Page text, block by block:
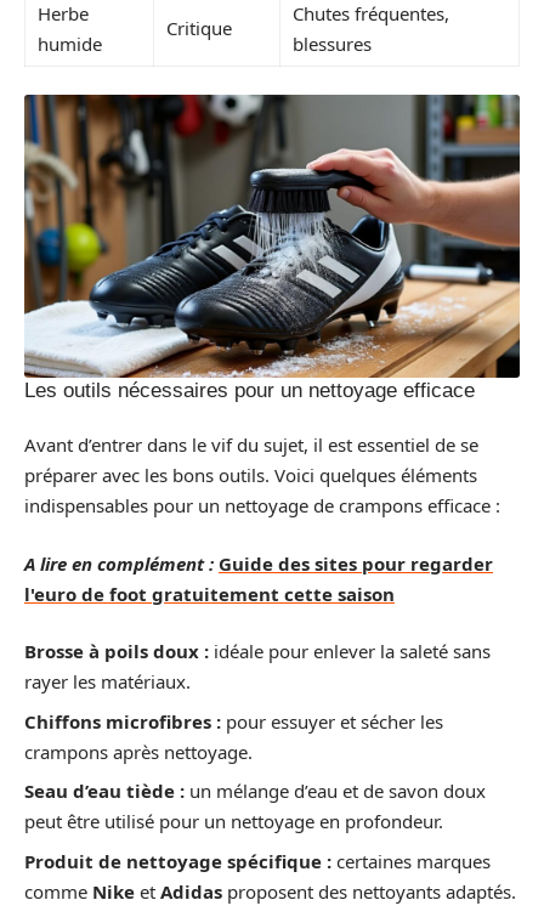
Herbe
humide
Critique
Chutes fréquentes,
blessures
Les outils nécessaires pour un nettoyage efficace
Avant d’entrer dans le vif du sujet, il est essentiel de se
préparer avec les bons outils. Voici quelques éléments
indispensables pour un nettoyage de crampons efficace :
A lire en complément : Guide des sites pour regarder
l'euro de foot gratuitement cette saison
Brosse à poils doux : idéale pour enlever la saleté sans
rayer les matériaux.
Chiffons microfibres : pour essuyer et sécher les
crampons après nettoyage.
Seau d’eau tiède : un mélange d’eau et de savon doux
peut être utilisé pour un nettoyage en profondeur.
Produit de nettoyage spécifique : certaines marques
comme Nike et Adidas proposent des nettoyants adaptés.